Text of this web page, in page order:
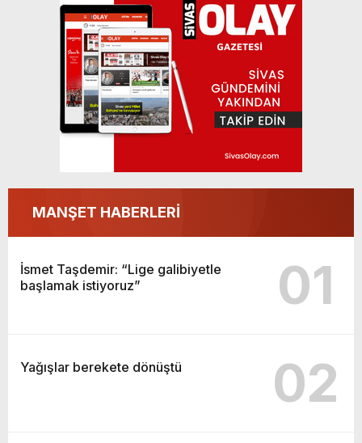
İsmet Taşdemir: “Lige galibiyetle başlamak
istiyoruz”
MANŞET HABERLERİ
İsmet Taşdemir: “Lige galibiyetle
başlamak istiyoruz”
01
Yağışlar berekete dönüştü 02